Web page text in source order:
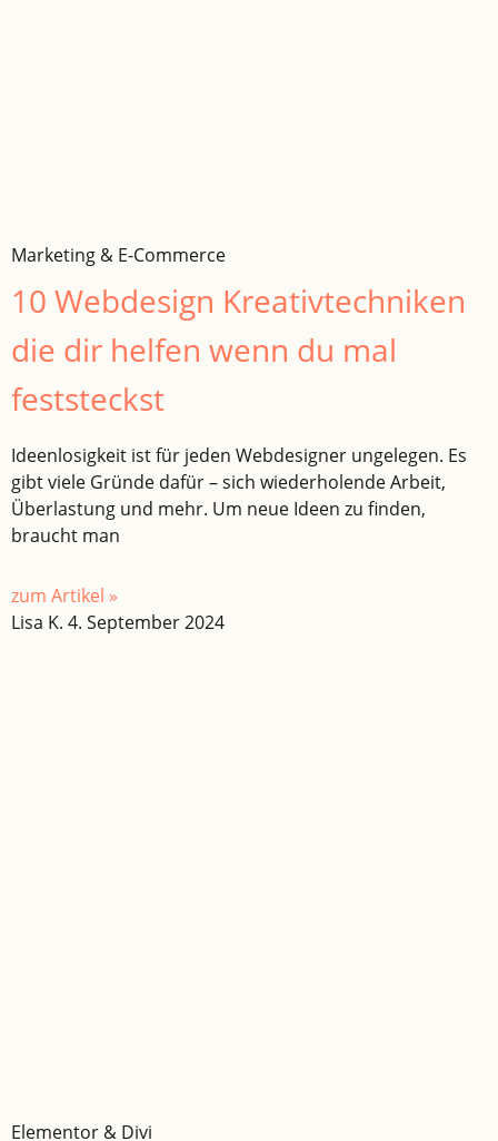
Marketing & E-Commerce
10 Webdesign Kreativtechniken
die dir helfen wenn du mal
feststeckst
Ideenlosigkeit ist für jeden Webdesigner ungelegen. Es
gibt viele Gründe dafür – sich wiederholende Arbeit,
Überlastung und mehr. Um neue Ideen zu finden,
braucht man
zum Artikel »
Lisa K. 4. September 2024
Elementor & Divi